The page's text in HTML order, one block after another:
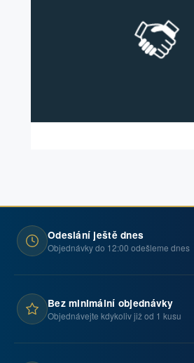
Odeslání ještě dnes
Objednávky do 12:00 odešleme dnes
Bez minimální objednávky
Objednávejte kdykoliv již od 1 kusu